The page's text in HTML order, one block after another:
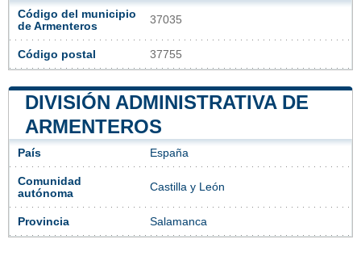
Código del municipio
de Armenteros
37035
Código postal 37755
DIVISIÓN ADMINISTRATIVA DE
ARMENTEROS
País España
Comunidad
autónoma
Castilla y León
Provincia Salamanca